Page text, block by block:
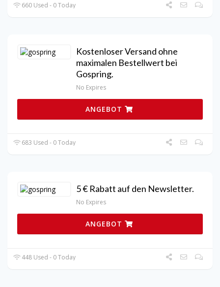
660 Used - 0 Today
Kostenloser Versand ohne
maximalen Bestellwert bei
Gospring.
No Expires
ANGEBOT
683 Used - 0 Today
5 € Rabatt auf den Newsletter.
No Expires
ANGEBOT
448 Used - 0 Today